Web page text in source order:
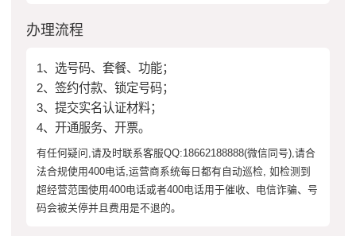
办理流程
1、选号码、套餐、功能；
2、签约付款、锁定号码；
3、提交实名认证材料；
4、开通服务、开票。
有任何疑问,请及时联系客服QQ:18662188888(微信同号),请合
法合规使用400电话,运营商系统每日都有自动巡检, 如检测到
超经营范围使用400电话或者400电话用于催收、电信诈骗、号
码会被关停并且费用是不退的。